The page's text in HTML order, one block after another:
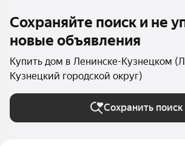
Сохраняйте поиск и не
новые объявления
Купить дом в Ленинске-Кузнецком
Кузнецкий городской округ)
Сохранить поиск